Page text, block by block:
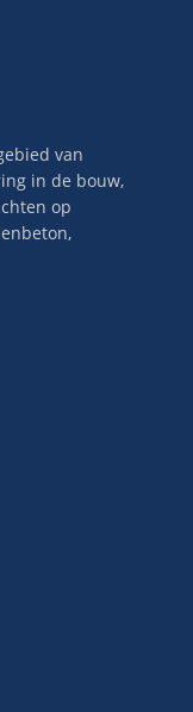
van
in de bouw,
op